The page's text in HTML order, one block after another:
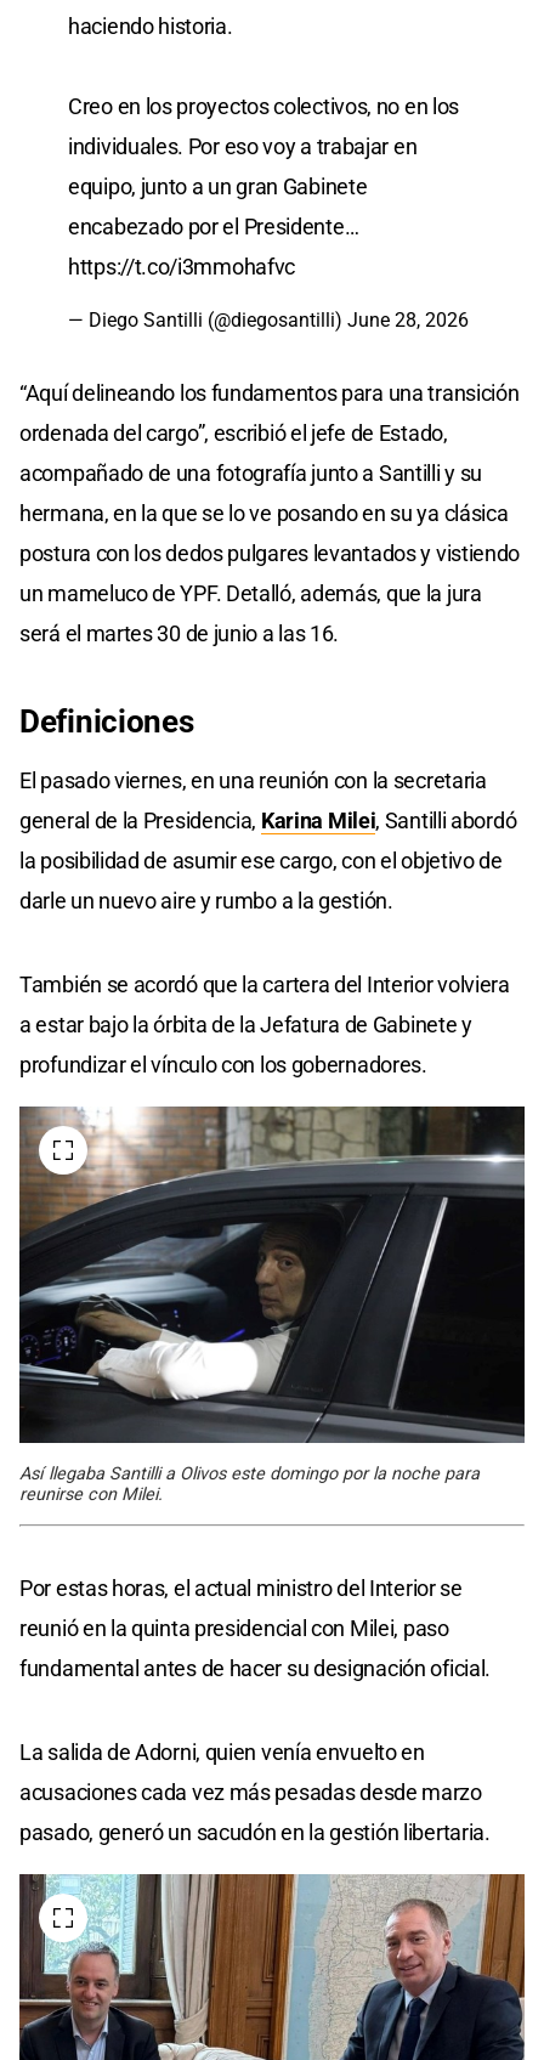
haciendo historia.
Creo en los proyectos colectivos, no en los
individuales. Por eso voy a trabajar en
equipo, junto a un gran Gabinete
encabezado por el Presidente…
https://t.co/i3mmohafvc
— Diego Santilli (@diegosantilli) June 28, 2026
“Aquí delineando los fundamentos para una transición
ordenada del cargo”, escribió el jefe de Estado,
acompañado de una fotografía junto a Santilli y su
hermana, en la que se lo ve posando en su ya clásica
postura con los dedos pulgares levantados y vistiendo
un mameluco de YPF. Detalló, además, que la jura
será el martes 30 de junio a las 16.
Definiciones
El pasado viernes, en una reunión con la secretaria
general de la Presidencia, Karina Milei, Santilli abordó
la posibilidad de asumir ese cargo, con el objetivo de
darle un nuevo aire y rumbo a la gestión.
También se acordó que la cartera del Interior volviera
a estar bajo la órbita de la Jefatura de Gabinete y
profundizar el vínculo con los gobernadores.
Así llegaba Santilli a Olivos este domingo por la noche para
reunirse con Milei.
Por estas horas, el actual ministro del Interior se
reunió en la quinta presidencial con Milei, paso
fundamental antes de hacer su designación oficial.
La salida de Adorni, quien venía envuelto en
acusaciones cada vez más pesadas desde marzo
pasado, generó un sacudón en la gestión libertaria.